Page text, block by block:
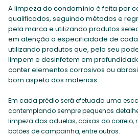
A limpeza do condomínio é feita por
qualificados, seguindo métodos e
pela marca e utilizando produtos
em atenção a especificidade de
utilizando produtos que, pelo seu
limpem e desinfetem em
conter elementos corrosivos ou
bom aspeto dos materiais.
Em cada prédio será efetuada uma
contemplando sempre pequenos
limpeza das aduelas, caixas do correio,
botões de campainha, entre outros.